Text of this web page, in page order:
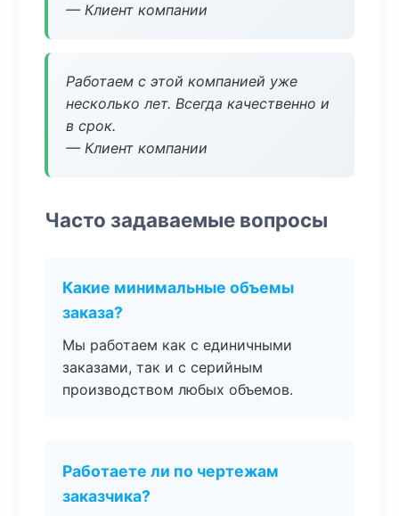
— Клиент компании
Работаем с этой компанией уже
несколько лет. Всегда качественно и
в срок.
— Клиент компании
Часто задаваемые вопросы
Какие минимальные объемы
заказа?
Мы работаем как с единичными
заказами, так и с серийным
производством любых объемов.
Работаете ли по чертежам
заказчика?